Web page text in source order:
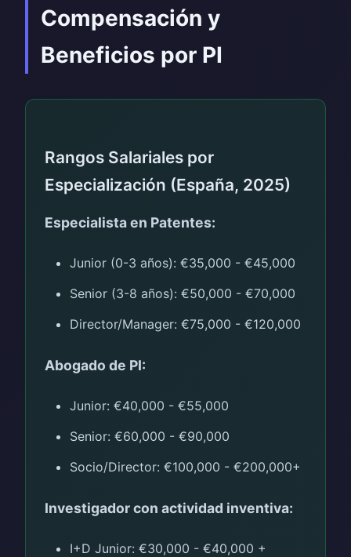
Compensación y
Beneficios por PI
Rangos Salariales por
Especialización (España, 2025)
Especialista en Patentes:
Junior (0-3 años): €35,000 - €45,000
Senior (3-8 años): €50,000 - €70,000
Director/Manager: €75,000 - €120,000
Abogado de PI:
Junior: €40,000 - €55,000
Senior: €60,000 - €90,000
Socio/Director: €100,000 - €200,000+
Investigador con actividad inventiva:
I+D Junior: €30,000 - €40,000 +